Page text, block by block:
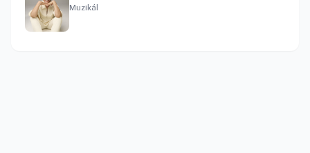
Muzikál